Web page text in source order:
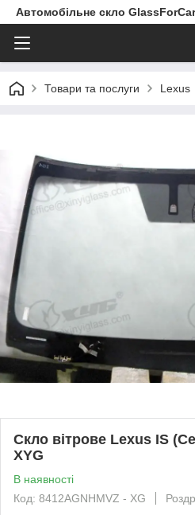
Автомобільне скло
Товари та послуги Lexus
Скло вітрове Lexus IS
XYG
В наявності
Код: 8412AGNHMVZ - XG